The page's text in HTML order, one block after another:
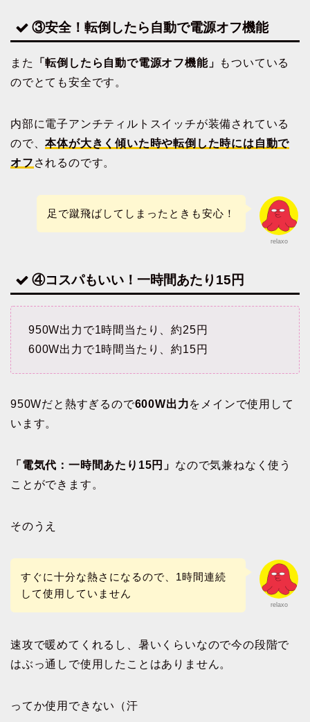
③安全！転倒したら自動で電源オフ機能
また 「転倒したら自動で電源オフ機能」
もついている
のでとても安全です。
内部に電子アンチティルトスイッチが装備されている
ので、本体が大きく傾いた時や転倒した時には自動で
オフ されるのです。
relaxo
足で蹴飛ばしてしまったときも安心！
④コスパもいい！一時間あたり15円
950W出力で1時間当たり、約25円
600W出力で1時間当たり、約15円
950Wだと熱すぎるので600W出力をメインで使用して
います。
「電気代：一時間あたり15円」 なので気兼ねなく使う
ことができます。
そのうえ
relaxo
すぐに十分な熱さになるので、1時間連続
して使用していません
速攻で暖めてくれるし、暑いくらいなので今の段階で
はぶっ通しで使用したことはありません。
ってか使用できない（汗